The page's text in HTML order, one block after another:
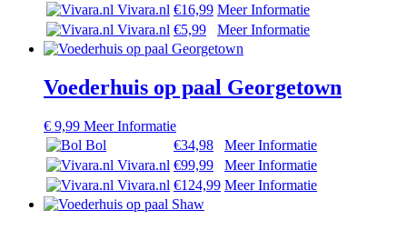
Vivara.nl €16,99 Meer Informatie
Vivara.nl €5,99 Meer Informatie
Voederhuis op paal Georgetown
€ 9,99 Meer Informatie
Bol
€34,98
Meer Informatie
Vivara.nl €99,99
Meer Informatie
Vivara.nl €124,99 Meer Informatie